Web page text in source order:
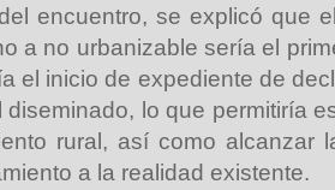
encuentro, se explicó que
a no urbanizable sería el
el inicio de expediente de
diseminado, lo que permitiría
rural, así como alcanzar
a la realidad existente.